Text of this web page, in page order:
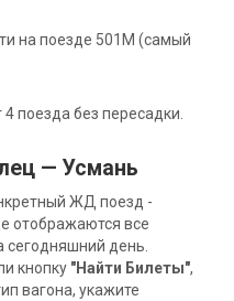
на поезде 501М (самый
поезда без пересадки.
— Усмань
ЖД поезд -
отображаются все
день.
кнопку "Найти Билеты",
вагона, укажите